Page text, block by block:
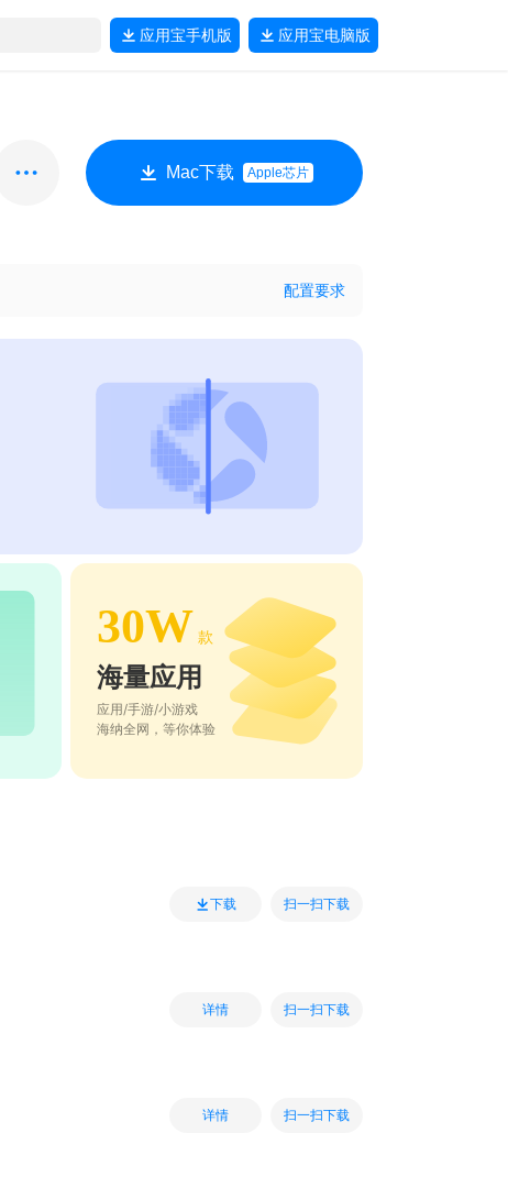
应用宝手机版 应用宝电脑版
Mac下载 Apple芯片
配置要求
30W 款
海量应用
应用/手游/小游戏
海纳全网，等你体验
下载 扫一扫下载
详情 扫一扫下载
详情 扫一扫下载